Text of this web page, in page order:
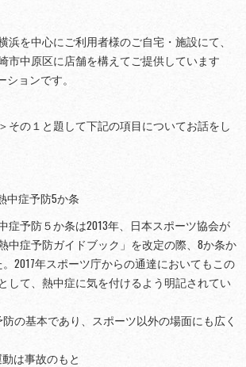
浜を中心にご利用者様のご自宅・施設にて、
市中原区に店舗を構えてご提供しています
ションです。
その１と題して下記の項目についてお話をし
中症予防5か条
症予防５か条は2013年、日本スポーツ協会が
中症予防ガイドブック」を改定の際、8か条か
2017年スポーツ庁からの通達においてもこの
して、熱中症に気を付けるよう明記されてい
の基本であり、スポーツ以外の場面にも広く
は事故のもと